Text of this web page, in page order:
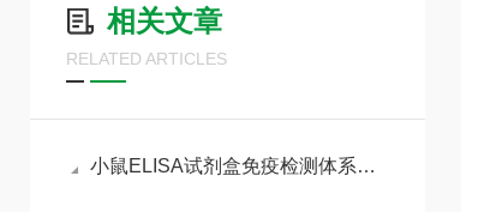
相关文章
RELATED ARTICLES
小鼠ELISA试剂盒免疫检测体系与动物模型实验实操指南